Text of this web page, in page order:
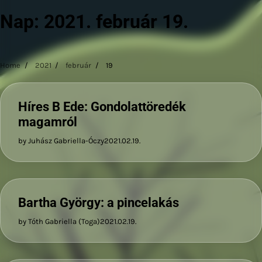
Nap: 2021. február 19.
Home 2021 február 19
Híres B Ede: Gondolattöredék
magamról
by Juhász Gabriella-Óczy2021.02.19.
Bartha György: a pincelakás
by Tóth Gabriella (Toga)2021.02.19.